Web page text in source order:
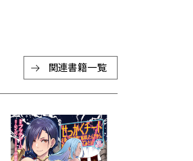
関連書籍一覧